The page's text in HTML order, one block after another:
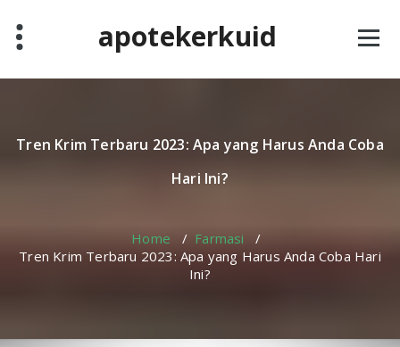
content
apotekerkuid
Tren Krim Terbaru 2023: Apa yang Harus Anda Coba
Hari Ini?
Home / Farmasi /
Tren Krim Terbaru 2023: Apa yang Harus Anda Coba Hari
Ini?